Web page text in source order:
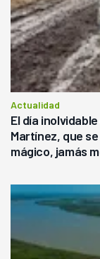
Actualidad
El día
Martínez, que
mágico, jamás